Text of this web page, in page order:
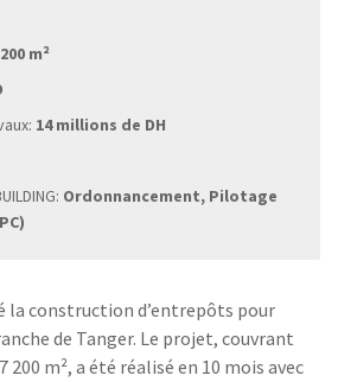
m²
14 millions de DH
Ordonnancement, Pilotage
la construction d’entrepôts pour
de Tanger. Le projet, couvrant
m², a été réalisé en 10 mois avec